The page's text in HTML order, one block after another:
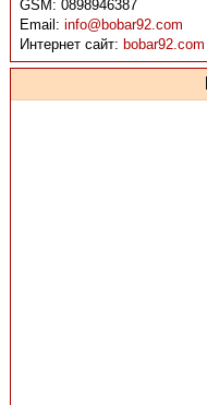
GSM:0898946387
Email:info@bobar92.com
Интернет сайт: bobar92.com